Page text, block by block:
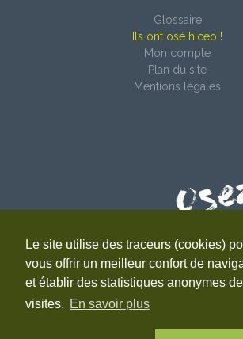
Le site utilise des traceurs (cookies)
vous offrir un meilleur confort de
et établir des statistiques anonymes de
visites. En savoir plus
Glossaire
Ils ont osé hiceo !
Mon compte
Plan du site
Mentions légales
4 impasse du Faubourg
38690 Le Grand-Lemps